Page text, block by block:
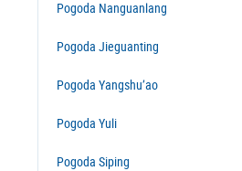
Pogoda Nanguanlang
Pogoda Jieguanting
Pogoda Yangshu’ao
Pogoda Yuli
Pogoda Siping